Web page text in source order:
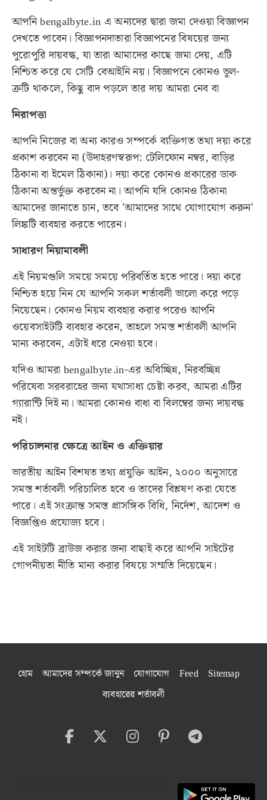
আপনিbengalbyte.in এ অন্যদের দ্বারা জমা দেওয়া বিজ্ঞাপন
দেখতে পাবেন। বিজ্ঞাপনদাতারা বিজ্ঞাপনের বিষয়ের জন্য
পুরোপুরি দায়বদ্ধ, যা তারা আমাদের কাছে জমা দেয়, এটি
নিশ্চিত করে যে সেটি বেআইনি নয়। বিজ্ঞাপনে কোনও ভুল-
ত্রুটি থাকলে, কিছু বাদ পড়লে তার দায় আমরা নেব বা
নিরাপত্তা
আপনি নিজের বা অন্য কারও সম্পর্কে ব্যক্তিগত তথ্য দয়া করে
প্রকাশ করবেন না (উদাহরণস্বরূপ: টেলিফোন নম্বর, বাড়ির
ঠিকানা বা ইমেল ঠিকানা)। দয়া করে কোনও প্রকারের ডাক
ঠিকানা অন্তর্ভুক্ত করবেন না। আপনি যদি কোনও ঠিকানা
আমাদের জানাতে চান, তবে 'আমাদের সাথে যোগাযোগ করুন'
লিঙ্কটি ব্যবহার করতে পারেন।
সাধারণ নিয়ামাবলী
এই নিয়মগুলি সময়ে সময়ে পরিবর্তিত হতে পারে। দয়া করে
নিশ্চিত হয়ে নিন যে আপনি সকল শর্তাবলী ভালো করে পড়ে
নিয়েছেন। কোনও নিয়ম ব্যবহার করার পরেও আপনি
ওয়েবসাইটটি ব্যবহার করেন, তাহলে সমস্ত শর্তাবলী আপনি
মান্য করবেন, এটাই ধরে নেওয়া হবে।
যদিও আমরা bengalbyte.in-এর অবিচ্ছিন্ন, নিরবচ্ছিন্ন
পরিষেবা সরবরাহের জন্য যথাসাধ্য চেষ্টা করব, আমরা এটির
গ্যারান্টি দিই না। আমরা কোনও বাধা বা বিলম্বের জন্য দায়বদ্ধ
নই।
পরিচালনার ক্ষেত্রে আইন ও এক্তিয়ার
ভারতীয় আইন বিশষত তথ্য প্রযুক্তি আইন, ২০০০ অনুসারে
সমস্ত শর্তাবলী পরিচালিত হবে ও তাদের বিশ্লষণ করা যেতে
পারে। এই সংক্রান্ত সমস্ত প্রাসঙ্গিক বিধি, নির্দেশ, আদেশ ও
বিজ্ঞপ্তিও প্রযোজ্য হবে।
এই সাইটটি ব্রাউজ করার জন্য বাছাই করে আপনি সাইটের
গোপনীয়তা নীতি মান্য করার বিষয়ে সম্মতি দিয়েছেন।
হোম আমাদের সম্পর্কে জানুন যোগাযোগ Feed
Sitemap
ব্যবহারের শর্তাবলী